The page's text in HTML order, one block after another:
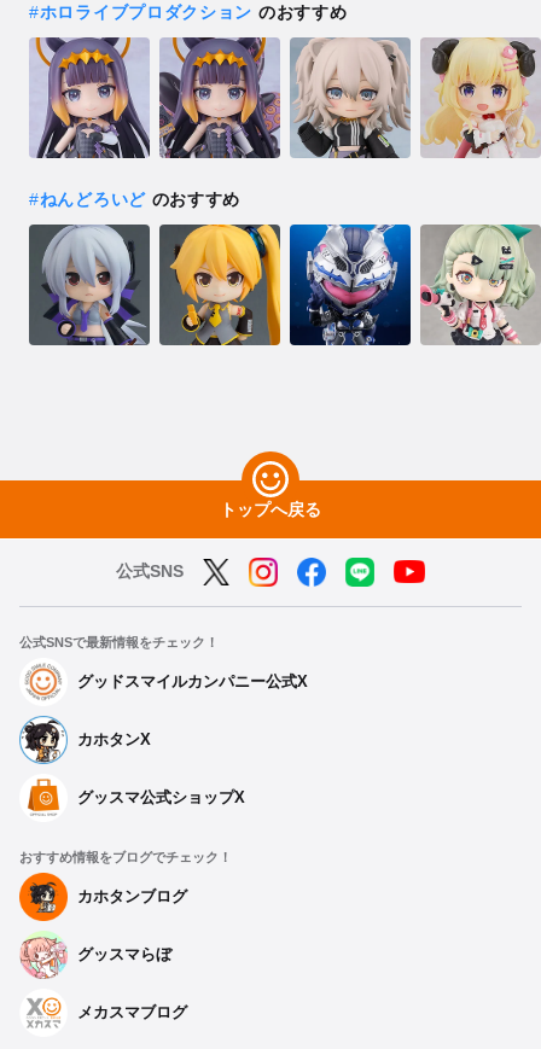
#ホロライブプロダクション のおすすめ
#ねんどろいどのおすすめ
トップへ戻る
公式SNS
公式SNSで最新情報をチェック！
グッドスマイルカンパニー公式X
カホタンX
グッスマ公式ショップX
おすすめ情報をブログでチェック！
カホタンブログ
グッスマらぼ
メカスマブログ